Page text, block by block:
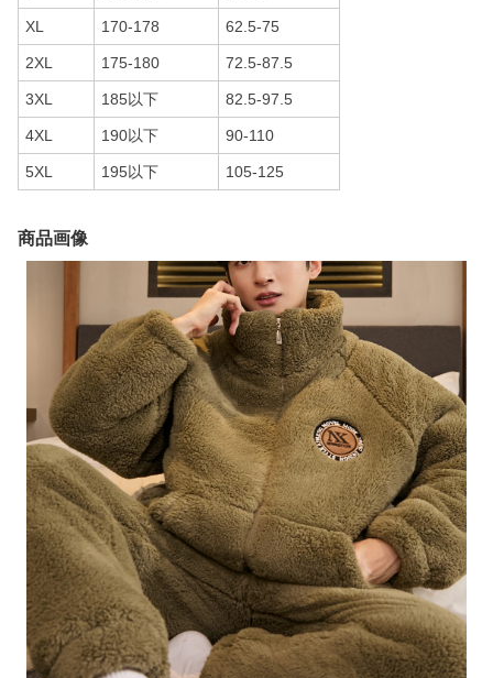
XL 170-178 62.5-75
2XL 175-180 72.5-87.5
3XL 185以下 82.5-97.5
4XL 190以下 90-110
5XL 195以下 105-125
商品画像